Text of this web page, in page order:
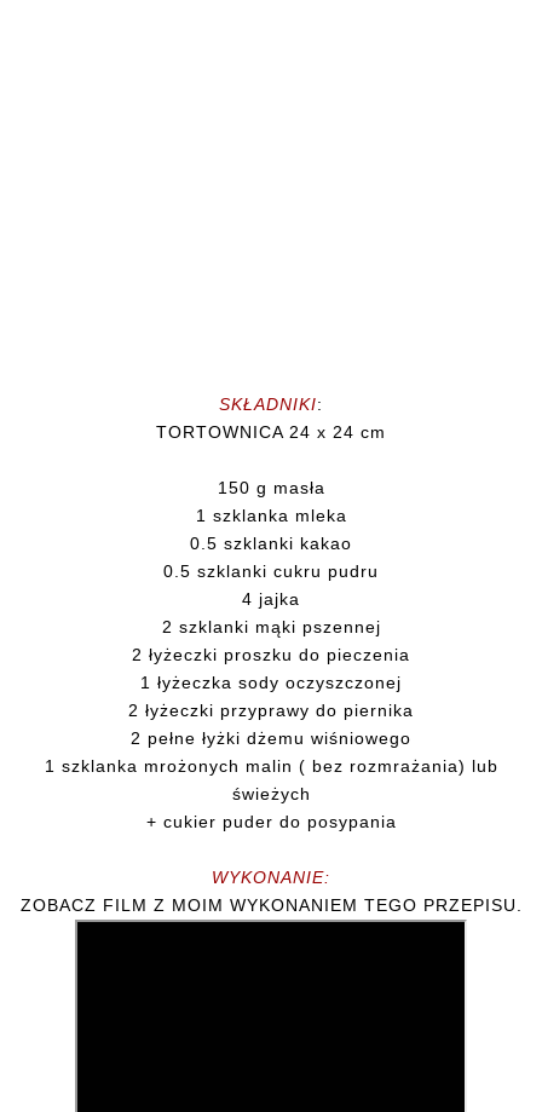
SKŁADNIKI:
TORTOWNICA 24 x 24 cm
150 g masła
1 szklanka mleka
0.5 szklanki kakao
0.5 szklanki cukru pudru
4 jajka
2 szklanki mąki pszennej
2 łyżeczki proszku do pieczenia
1 łyżeczka sody oczyszczonej
2 łyżeczki przyprawy do piernika
2 pełne łyżki dżemu wiśniowego
1 szklanka mrożonych malin ( bez rozmrażania) lub
świeżych
+ cukier puder do posypania
WYKONANIE:
ZOBACZ FILM Z MOIM WYKONANIEM TEGO PRZEPISU.